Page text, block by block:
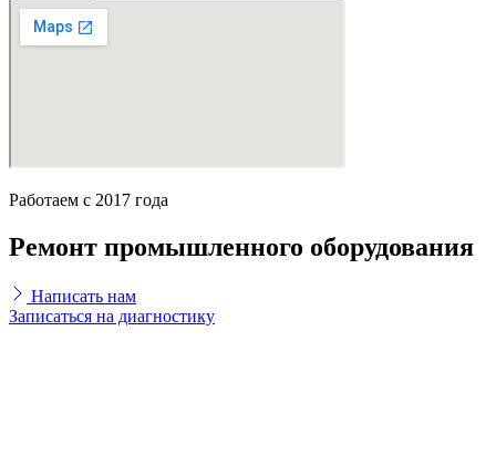
Работаем с 2017 года
Ремонт промышленного оборудования
Написать нам
Записаться на диагностику